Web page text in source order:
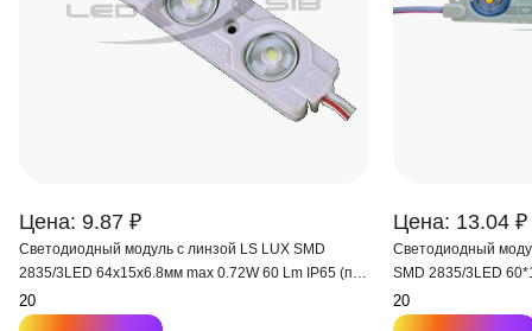
Цена: 9.87 ₽
Светодиодный модуль с линзой LS LUX SMD
2835/3LED 64х15х6.8мм max 0.72W 60 Lm IP65 (пл.
корпус) 160°
Цена: 13.04 ₽
Светодиодный
SMD 2835/3LED
175°